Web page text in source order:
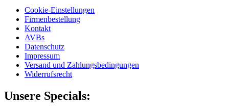
Cookie-Einstellungen
Firmenbestellung
Kontakt
AVBs
Datenschutz
Impressum
Versand und Zahlungsbedingungen
Widerrufsrecht
Unsere Specials: